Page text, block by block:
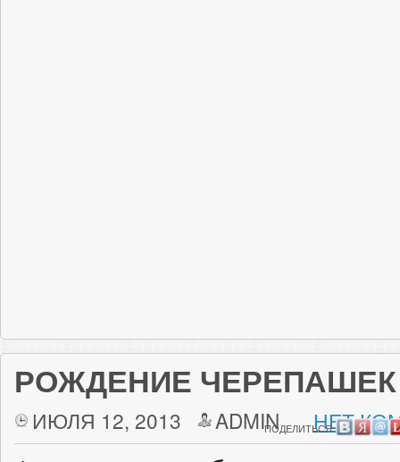
РОЖДЕНИЕ ЧЕРЕПАШЕК
ИЮЛЯ 12, 2013 ADMIN НЕТ
ПОДЕЛИТЬСЯ: